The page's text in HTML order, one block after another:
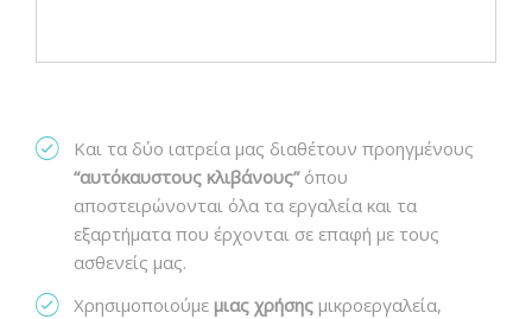
Και τα δύο ιατρεία μας διαθέτουν προηγμένους
“αυτόκαυστους κλιβάνους”όπου
αποστειρώνονται όλα τα εργαλεία και τα
εξαρτήματα που έρχονται σε επαφή με τους
ασθενείς μας.
Χρησιμοποιούμε μιας χρήσης μικροεργαλεία,